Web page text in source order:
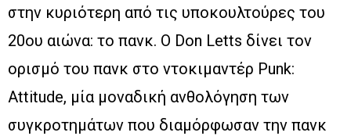
στην κυριότερη από τις υποκουλτούρες του
20ου αιώνα: το πανκ. Ο Don Letts δίνει τον
ορισμό του πανκ στο ντοκιμαντέρ Punk:
Attitude, μία μοναδική ανθολόγηση των
συγκροτημάτων που διαμόρφωσαν την πανκ